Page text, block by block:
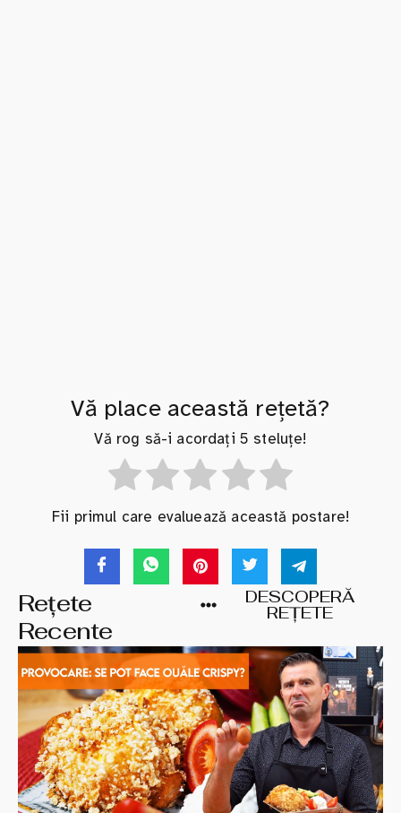
Vă place această rețetă?
Vă rog să-i acordați 5 steluțe!
Fii primul care evaluează această postare!
Rețete
Recente
DESCOPERĂ
REȚETE